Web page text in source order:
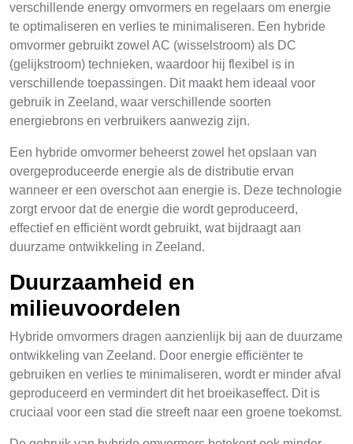
verschillende energy omvormers en regelaars om energie
te optimaliseren en verlies te minimaliseren. Een hybride
omvormer gebruikt zowel AC (wisselstroom) als DC
(gelijkstroom) technieken, waardoor hij flexibel is in
verschillende toepassingen. Dit maakt hem ideaal voor
gebruik in Zeeland, waar verschillende soorten
energiebrons en verbruikers aanwezig zijn.
Een hybride omvormer beheerst zowel het opslaan van
overgeproduceerde energie als de distributie ervan
wanneer er een overschot aan energie is. Deze technologie
zorgt ervoor dat de energie die wordt geproduceerd,
effectief en efficiënt wordt gebruikt, wat bijdraagt aan
duurzame ontwikkeling in Zeeland.
Duurzaamheid en
milieuvoordelen
Hybride omvormers dragen aanzienlijk bij aan de duurzame
ontwikkeling van Zeeland. Door energie efficiënter te
gebruiken en verlies te minimaliseren, wordt er minder afval
geproduceerd en vermindert dit het broeikaseffect. Dit is
cruciaal voor een stad die streeft naar een groene toekomst.